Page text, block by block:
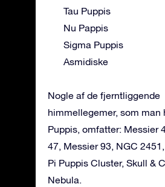
Tau Puppis
Nu Pappis
Sigma Puppis
Asmidiske
Nogle af de fjerntliggende
himmellegemer, som man
Puppis, omfatter: Messier
47, Messier 93, NGC
Pi Puppis Cluster, Skull &
Nebula.